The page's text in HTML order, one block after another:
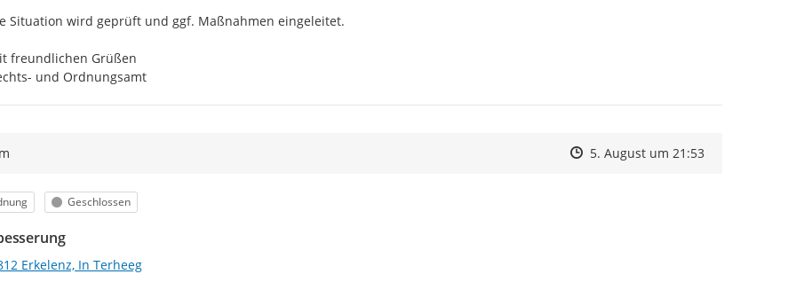
Situation wird geprüft und ggf. Maßnahmen eingeleitet.
freundlichen Grüßen
und Ordnungsamt
Zeitpunkt des Erstellens
Zeitpunkt des Erstellens
5. August um 21:53Zur Äußerung
Status
Geschlossen
Erkelenz, In Terheeg